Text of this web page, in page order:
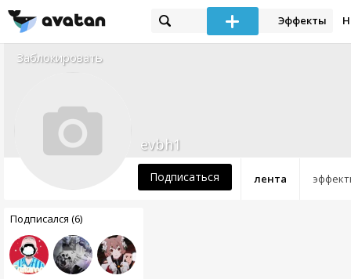
Эффекты
Заблокировать
лента
evbh1
Подписаться
Подписался (6)